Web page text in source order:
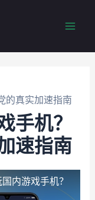
的真实加速指南
手机？
速指南
内游戏手机？